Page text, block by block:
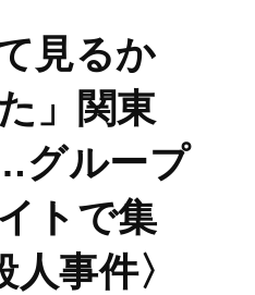
見るか
」関東
グループ
トで集
事件〉